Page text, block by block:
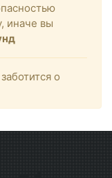
иначе вы
о